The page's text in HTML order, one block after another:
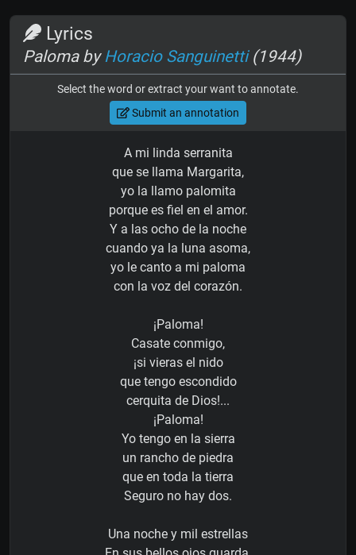
Lyrics
Paloma byHoracio Sanguinetti(1944)
Select the word or extract your want to annotate.
Submit an annotation
A mi linda serranita
que se llama Margarita,
yo la llamo palomita
porque es fiel en el amor.
Y a las ocho de la noche
cuando ya la luna asoma,
yo le canto a mi paloma
con la voz del corazón.
¡Paloma!
Casate conmigo,
¡si vieras el nido
que tengo escondido
cerquita de Dios!...
¡Paloma!
Yo tengo en la sierra
un rancho de piedra
que en toda la tierra
Seguro no hay dos.
Una noche y mil estrellas